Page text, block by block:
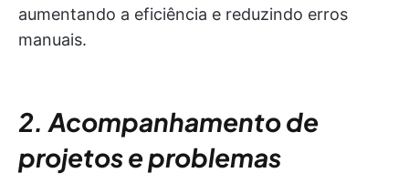
aumentando a eficiência e reduzindo erros
manuais.
2. Acompanhamento de
projetos e problemas